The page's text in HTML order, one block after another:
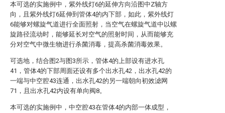
本可选的实施例中，紫外线灯6的延伸方向沿图中Z轴方
向，且紫外线灯6延伸到管体4的内下部，如此，紫外线灯
6能够对螺旋气道进行全面照射，当空气在螺旋气道中以螺
旋路径流动时，能够延长对空气的照射时间，从而能够充
分对空气中微生物进行杀菌消毒，提高杀菌消毒效果。
可选地，结合图2与图3所示，管体4的上部设有进水孔
41，管体4的下部周面还设有多个出水孔42，出水孔42的
一端与中空腔43连通，出水孔42的另一端朝向初效滤网
71，且出水孔42内设有单向阀8。
本可选的实施例中，中空腔43在管体4的内部一体成型，